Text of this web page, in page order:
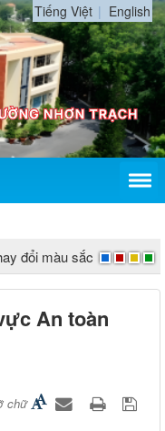
Tiếng Việt English
đổi màu sắc
An toàn
chữ